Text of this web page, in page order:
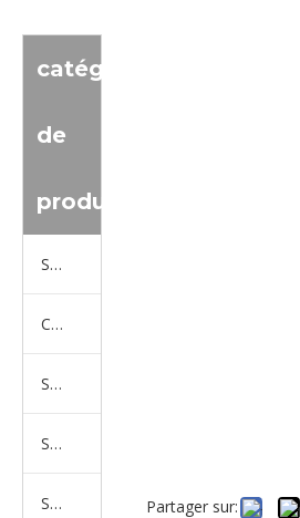
catégorie
de
produit
Série de camions Sinotruk
Camion Shacman Série
Série de camions SAIC-lveco Hongyan
Série de camions Foton Auman
Série de camions FAW Jiefang Partager sur: